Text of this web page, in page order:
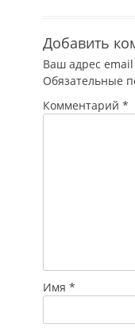
Добавить
Ваш адрес email
Обязательные
Комментарий *
Имя *